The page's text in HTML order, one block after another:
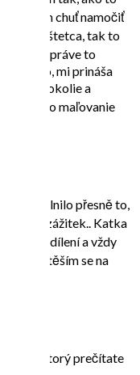
mám chuť namočiť
bez štetca, tak to
A práve to
plátno, mi prináša
ani okolie a
mi to maľovanie
které splnilo přesně to,
zážitek.. Katka
ke sdílení a vždy
těším se na
40+ , ktorý prečítate